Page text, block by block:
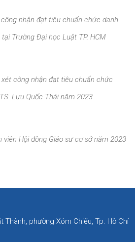
nhận đạt tiêu chuẩn chức danh
Trường Đại học Luật TP. HCM
xét công nhận đạt tiêu chuẩn chức
Lưu Quốc Thái năm 2023
Hội đồng Giáo sư cơ sở năm 2023
Thành, phường Xóm Chiếu, Tp. Hồ Chí